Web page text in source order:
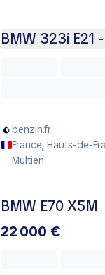
BMW 323i E21
benzin.fr
France, Hauts-de-
Multien
BMW E70 X5M
22 000 €